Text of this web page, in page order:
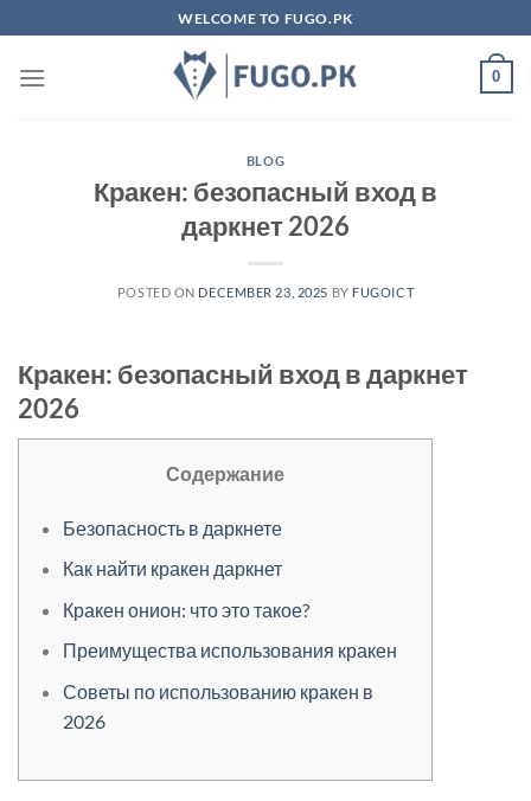
to
content
WELCOME TO FUGO.PK
0
BLOG
Кракен: безопасный вход в
даркнет 2026
POSTED ON DECEMBER 23, 2025 BY FUGOICT
Кракен: безопасный вход в даркнет
2026
Содержание
Безопасность в даркнете
Как найти кракен даркнет
Кракен онион: что это такое?
Преимущества использования кракен
Советы по использованию кракен в
2026